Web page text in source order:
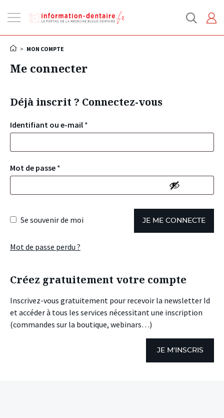
la
> MON COMPTE
Me connecter
Déjà inscrit ? Connectez-vous
Identifiant ou e-mail *
Mot de passe *
Se souvenir de moi JE ME CONNECTE
Mot de passe perdu ?
Créez gratuitement votre compte
Inscrivez-vous gratuitement pour recevoir la newsletter Id
et accéder à tous les services nécessitant une inscription
(commandes sur la boutique, webinars…)
JE M'INSCRIS